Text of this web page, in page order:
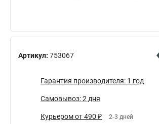
Артикул: 753067
Гарантия производителя: 1 год
Самовывоз: 2 дня
Курьером от 490 ₽ 2-3 дней